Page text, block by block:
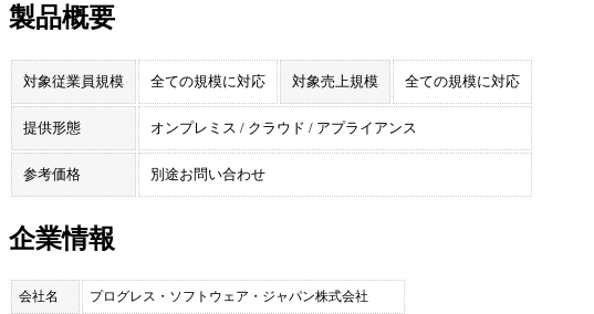
製品概要
対象従業員規模 全ての規模に対応 対象売上規模 全ての規模に対応
提供形態 オンプレミス / クラウド / アプライアンス
参考価格 別途お問い合わせ
企業情報
会社名 プログレス・ソフトウェア・ジャパン株式会社